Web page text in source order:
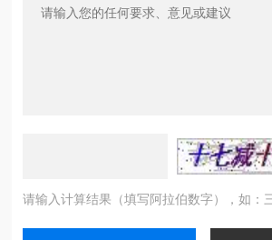
请输入计算结果（填写阿拉伯数字），如：